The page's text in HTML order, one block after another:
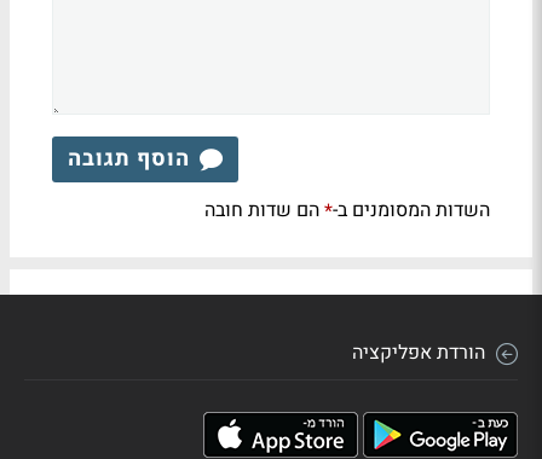
הוסף תגובה
השדות המסומנים ב-*הם שדות חובה
הורדת אפליקציה